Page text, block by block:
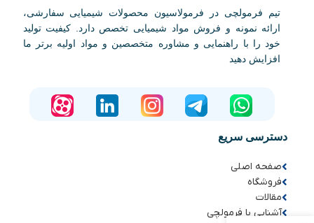
تیم فرمولچی در فرمولاسیون محصولات شیمیایی سفارشی،
ارائه نمونه و فروش مواد شیمیایی تخصص دارد. کیفیت تولید
خود را با راهنمایی و مشاوره متخصصین و مواد اولیه برتر ما
افزایش دهید
دسترسی سریع
صفحه اصلی
فروشگاه
مقالات
آشنایی با فرمولچی